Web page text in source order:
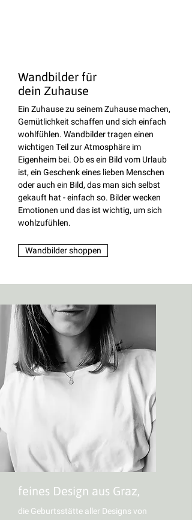
Wandbilder für
dein Zuhause
Ein Zuhause zu seinem Zuhause machen,
Gemütlichkeit schaffen und sich einfach
wohlfühlen. Wandbilder tragen einen
wichtigen Teil zur Atmosphäre im
Eigenheim bei. Ob es ein Bild vom Urlaub
ist, ein Geschenk eines lieben Menschen
oder auch ein Bild, das man sich selbst
gekauft hat - einfach so. Bilder wecken
Emotionen und das ist wichtig, um sich
wohlzufühlen.
Wandbilder shoppen
feines Design aus Graz,
die Geburtsstätte aller Designs von